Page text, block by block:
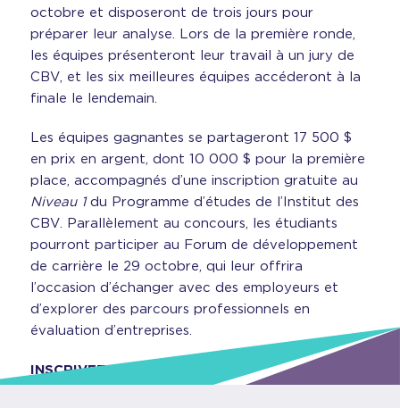
octobre et disposeront de trois jours pour
préparer leur analyse. Lors de la première ronde,
les équipes présenteront leur travail à un jury de
CBV, et les six meilleures équipes accéderont à la
finale le lendemain.
Les équipes gagnantes se partageront 17 500 $
en prix en argent, dont 10 000 $ pour la première
place, accompagnés d’une inscription gratuite au
Niveau 1du Programme d’études de l’Institut des
CBV. Parallèlement au concours, les étudiants
pourront participer au Forum de développement
de carrière le 29 octobre, qui leur offrira
l’occasion d’échanger avec des employeurs et
d’explorer des parcours professionnels en
évaluation d’entreprises.
INSCRIVEZ-VOUS ICI